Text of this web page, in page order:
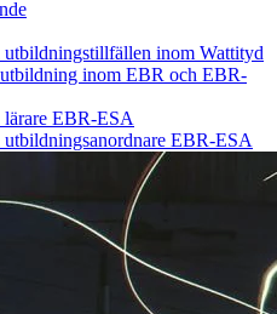
utbildningstillfällen inom Wattityd
inom EBR och EBR-
lärare EBR-ESA
utbildningsanordnare EBR-ESA